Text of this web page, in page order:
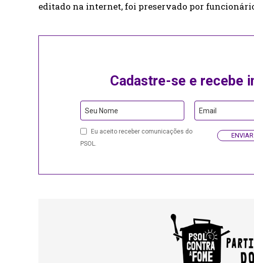
editado na internet, foi preservado por
Cadastre-se e recebe
Your
Website
Seu Nome Email
Eu aceito receber comunicações do
PSOL.
ENVIAR